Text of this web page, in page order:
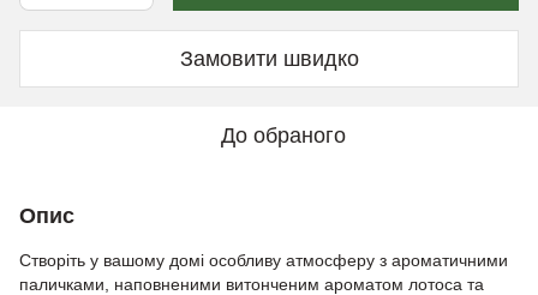
Замовити швидко
До обраного
Опис
Створіть у вашому домі особливу атмосферу з ароматичними
паличками, наповненими витонченим ароматом лотоса та